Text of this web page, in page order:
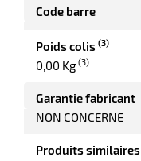
Code barre
Poids colis (3)
0,00 Kg (3)
Garantie fabricant
NON CONCERNE
Produits similaires